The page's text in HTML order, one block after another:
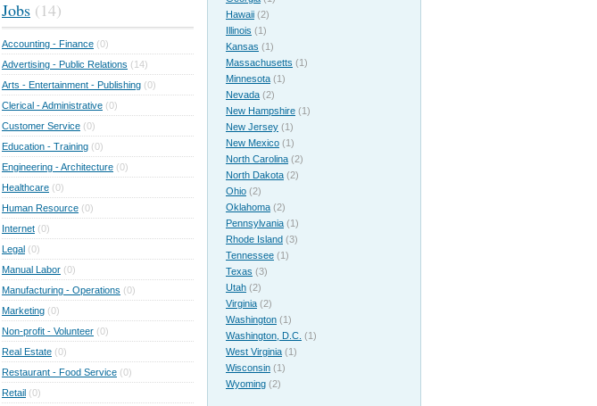
Jobs (14)
Accounting - Finance (0)
Advertising - Public Relations (14)
Arts - Entertainment - Publishing (0)
Clerical - Administrative (0)
Customer Service (0)
Education - Training (0)
Engineering - Architecture (0)
Healthcare (0)
Human Resource (0)
Internet (0)
Legal (0)
Manual Labor (0)
Manufacturing - Operations (0)
Marketing (0)
Non-profit - Volunteer (0)
Real Estate (0)
Restaurant - Food Service (0)
Retail (0)
Hawaii (2)
Illinois (1)
Kansas (1)
Massachusetts (1)
Minnesota (1)
Nevada (2)
New Hampshire (1)
New Jersey (1)
New Mexico (1)
North Carolina (2)
North Dakota (2)
Ohio (2)
Oklahoma (2)
Pennsylvania (1)
Rhode Island (3)
Tennessee (1)
Texas (3)
Utah (2)
Virginia (2)
Washington (1)
Washington, D.C. (1)
West Virginia (1)
Wisconsin (1)
Wyoming (2)